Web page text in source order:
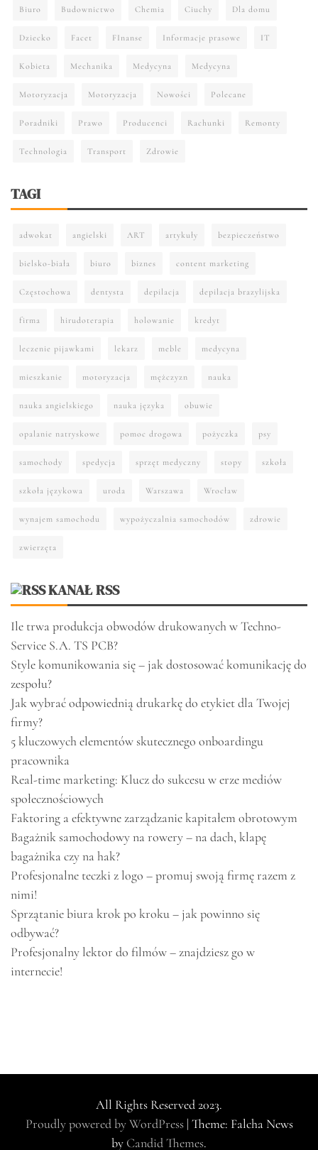
Biuro Budownictwo Chemia Ciuchy Dla domu
Dziecko Facet FInanse Informacje prasowe IT
Kobieta Mechanika Medycyna Medycyna
Motoryzacja Motoryzacja Nowości Polecane
Poradniki Prawo Producenci Rachunki Remonty
Technologia Transport Zdrowie
TAGI
adwokat angielski ART artykuły bezpieczeństwo
bielsko-biała biuro biznes content marketing
Częstochowa dentysta depilacja depilacja brazylijska
firma hirudoterapia holowanie kredyt
leczenie pijawkami lekarz meble medycyna
mieszkanie motoryzacja mężczyzn nauka
nauka angielskiego nauka języka obuwie
opalanie natryskowe pomoc drogowa pożyczka psy
samochody spedycja sprzęt medyczny stopy szkoła
szkoła językowa uroda Warszawa Wrocław
wynajem samochodu wypożyczalnia samochodów zdrowie
zwierzęta
KANAŁ RSS
Ile trwa produkcja obwodów drukowanych w Techno-
Service S.A. TS PCB?
Style komunikowania się – jak dostosować komunikację do
zespołu?
Jak wybrać odpowiednią drukarkę do etykiet dla Twojej
firmy?
5 kluczowych elementów skutecznego onboardingu
pracownika
Real-time marketing: Klucz do sukcesu w erze mediów
społecznościowych
Faktoring a efektywne zarządzanie kapitałem obrotowym
Bagażnik samochodowy na rowery – na dach, klapę
bagażnika czy na hak?
Profesjonalne teczki z logo – promuj swoją firmę razem z
nimi!
Sprzątanie biura krok po kroku – jak powinno się
odbywać?
Profesjonalny lektor do filmów – znajdziesz go w
internecie!
All Rights Reserved 2023.
Proudly powered by WordPress | Theme: Falcha News
by Candid Themes.